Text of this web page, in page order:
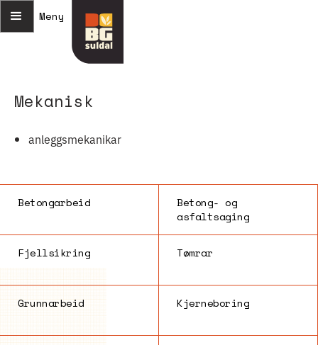
Meny
Mekanisk
anleggsmekanikar
Betongarbeid
Betong- og
asfaltsaging
Fjellsikring Tømrar
Grunnarbeid Kjerneboring